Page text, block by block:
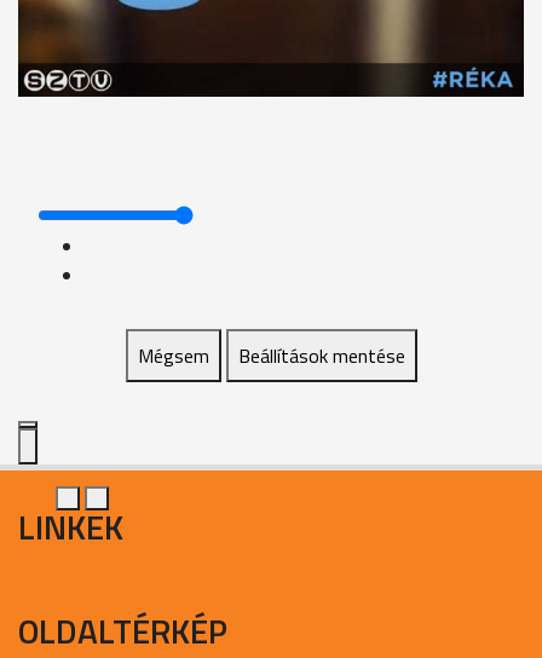
Mégsem Beállítások mentése
LINKEK
OLDALTÉRKÉP